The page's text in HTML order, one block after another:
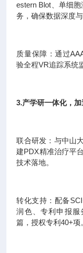
estern Blot、单细
务，确保数据深度与
质量保障：通过
验全程VR追踪系统
3.产学研一体化，
联合研发：与中山
建PDX精准治疗平
技术落地。
转化支持：配备
润色、专利申报服
篇，授权专利40+项